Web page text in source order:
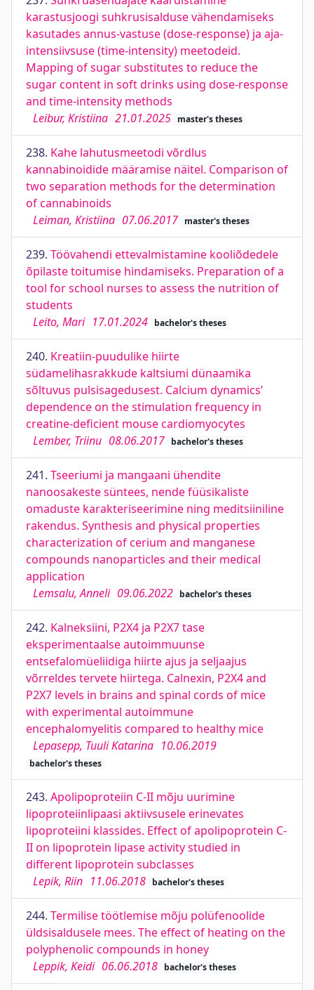
karastusjoogi suhkrusisalduse vähendamiseks
kasutades annus-vastuse (dose-response) ja aja-
intensiivsuse (time-intensity) meetodeid.
Mapping of sugar substitutes to reduce the
sugar content in soft drinks using dose-response
and time-intensity methods
Leibur, Kristiina 21.01.2025 master's theses
238. Kahe lahutusmeetodi võrdlus
kannabinoidide määramise näitel. Comparison of
two separation methods for the determination
of cannabinoids
Leiman, Kristiina 07.06.2017 master's theses
239. Töövahendi ettevalmistamine kooliõdedele
õpilaste toitumise hindamiseks. Preparation of a
tool for school nurses to assess the nutrition of
students
Leito, Mari 17.01.2024 bachelor's theses
240. Kreatiin-puudulike hiirte
südamelihasrakkude kaltsiumi dünaamika
sõltuvus pulsisagedusest. Calcium dynamics’
dependence on the stimulation frequency in
creatine-deficient mouse cardiomyocytes
Lember, Triinu 08.06.2017 bachelor's theses
241. Tseeriumi ja mangaani ühendite
nanoosakeste süntees, nende füüsikaliste
omaduste karakteriseerimine ning meditsiiniline
rakendus. Synthesis and physical properties
characterization of cerium and manganese
compounds nanoparticles and their medical
application
Lemsalu, Anneli 09.06.2022 bachelor's theses
242. Kalneksiini, P2X4 ja P2X7 tase
eksperimentaalse autoimmuunse
entsefalomüeliidiga hiirte ajus ja seljaajus
võrreldes tervete hiirtega. Calnexin, P2X4 and
P2X7 levels in brains and spinal cords of mice
with experimental autoimmune
encephalomyelitis compared to healthy mice
Lepasepp, Tuuli Katarina 10.06.2019
bachelor's theses
243. Apolipoproteiin C-II mõju uurimine
lipoproteiinlipaasi aktiivsusele erinevates
lipoproteiini klassides. Effect of apolipoprotein C-
II on lipoprotein lipase activity studied in
different lipoprotein subclasses
Lepik, Riin 11.06.2018 bachelor's theses
244. Termilise töötlemise mõju polüfenoolide
üldsisaldusele mees. The effect of heating on the
polyphenolic compounds in honey
Leppik, Keidi 06.06.2018 bachelor's theses